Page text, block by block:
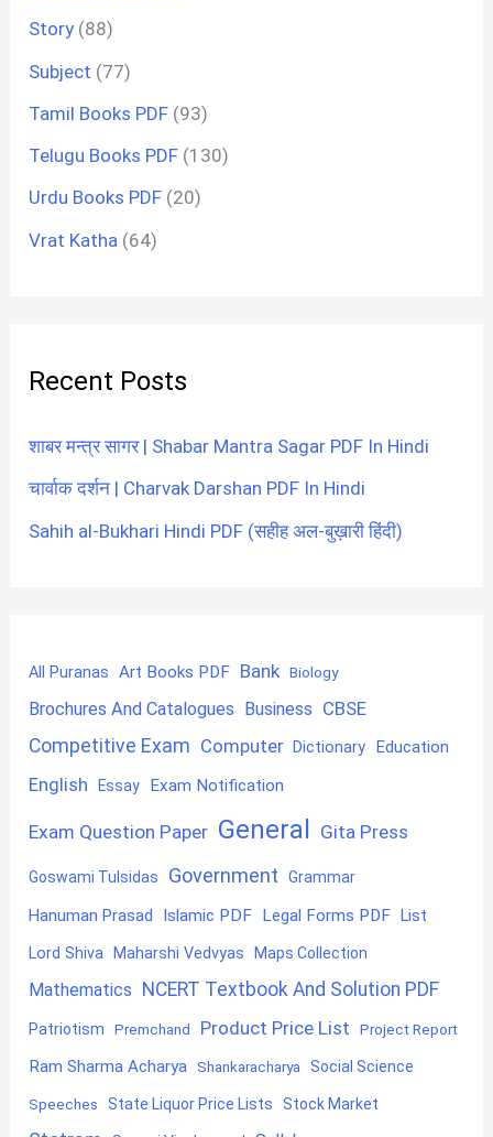
Story (88)
Subject (77)
Tamil Books PDF (93)
Telugu Books PDF (130)
Urdu Books PDF (20)
Vrat Katha (64)
Recent Posts
शाबर मन्त्र सागर | Shabar Mantra Sagar PDF In Hindi
चार्वाक दर्शन | Charvak Darshan PDF In Hindi
Sahih al-Bukhari Hindi PDF (सहीह अल-बुख़ारी हिंदी)
All Puranas Art Books PDF Bank Biology
Brochures And Catalogues Business CBSE
Competitive Exam Computer Dictionary Education
English Essay Exam Notification
Exam Question Paper General Gita Press
Goswami Tulsidas Government Grammar
Hanuman Prasad Islamic PDF Legal Forms PDF List
Lord Shiva Maharshi Vedvyas Maps Collection
Mathematics NCERT Textbook And Solution PDF
Patriotism Premchand Product Price List Project Report
Ram Sharma Acharya Shankaracharya Social Science
Speeches State Liquor Price Lists Stock Market